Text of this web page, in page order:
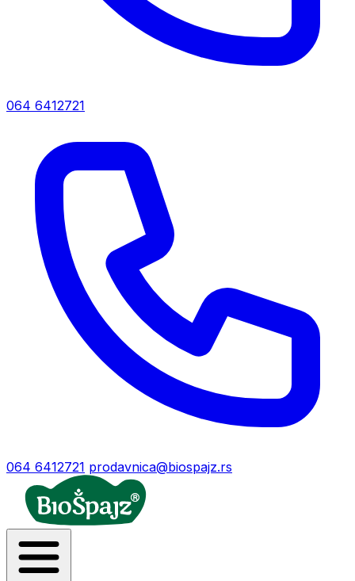
064 6412721
064 6412721 prodavnica@biospajz.rs